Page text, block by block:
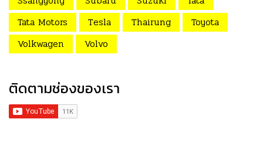
Tata Motors
Tesla Thairung
Toyota
Volkwagen
Volvo
ติดตามช่องของเรา